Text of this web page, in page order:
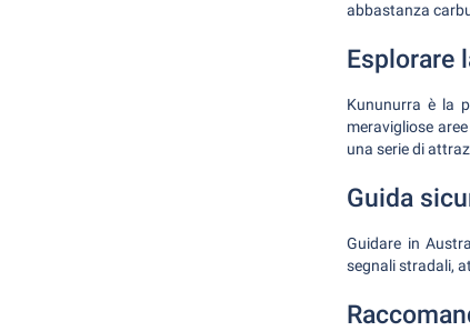
abbastanza
Esplorare
Kununurra è la
meravigliose
una serie di
Guida
Guidare in
segnali stradali,